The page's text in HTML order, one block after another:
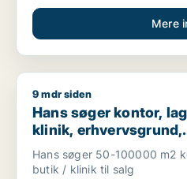
Mere
Hans søger kontor, lager,
9 mdr siden
Hans søger kontor,
klinik, erhvervsgrund,
produktionslokaler
Hans søger 50-100000 m2
butik / klinik til salg